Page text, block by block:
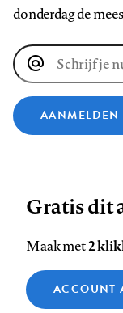
donderdag de
E-
mailadres
AANMELDEN
ons
op
Facebook
ons
op
LinkedIn
Footer
Contact Colofon
Gratis dit
Maak met2
ACCOUNT
Zie onze cookie policy
Analytische